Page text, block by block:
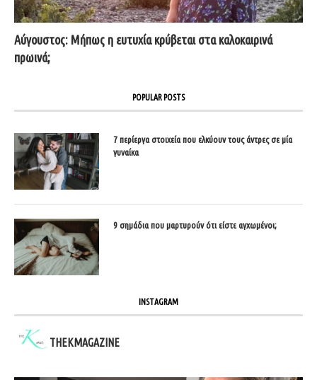
Αύγουστος: Μήπως η ευτυχία κρύβεται στα καλοκαιρινά
πρωινά;
POPULAR POSTS
7 περίεργα στοιχεία που ελκύουν τους άντρες σε μία
γυναίκα
9 σημάδια που μαρτυρούν ότι είστε αγχωμένοι;
INSTAGRAM
THEKMAGAZINE